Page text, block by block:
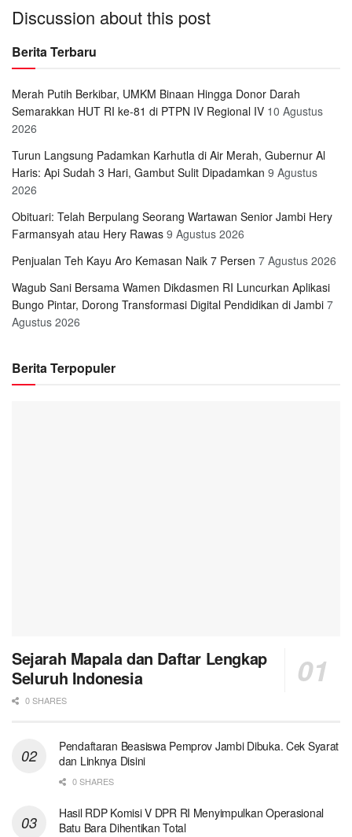
Discussion about this post
Berita Terbaru
Merah Putih Berkibar, UMKM Binaan Hingga Donor Darah
Semarakkan HUT RI ke-81 di PTPN IV Regional IV 10 Agustus
2026
Turun Langsung Padamkan Karhutla di Air Merah, Gubernur Al
Haris: Api Sudah 3 Hari, Gambut Sulit Dipadamkan 9 Agustus
2026
Obituari: Telah Berpulang Seorang Wartawan Senior Jambi Hery
Farmansyah atau Hery Rawas 9 Agustus 2026
Penjualan Teh Kayu Aro Kemasan Naik 7 Persen 7 Agustus 2026
Wagub Sani Bersama Wamen Dikdasmen RI Luncurkan Aplikasi
Bungo Pintar, Dorong Transformasi Digital Pendidikan di Jambi 7
Agustus 2026
Berita Terpopuler
Sejarah Mapala dan Daftar Lengkap
Seluruh Indonesia
0 SHARES
Pendaftaran Beasiswa Pemprov Jambi Dibuka. Cek Syarat
dan Linknya Disini
0 SHARES
Hasil RDP Komisi V DPR RI Menyimpulkan Operasional
Batu Bara Dihentikan Total